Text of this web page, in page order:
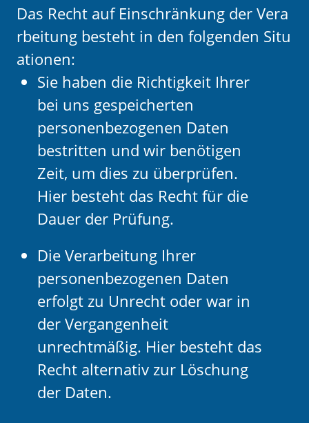
Das Recht auf Einschränkung der Vera
rbeitung besteht in den folgenden Situ
ationen:
Sie haben die Richtigkeit Ihrer
bei uns gespeicherten
personenbezogenen Daten
bestritten und wir benötigen
Zeit, um dies zu überprüfen.
Hier besteht das Recht für die
Dauer der Prüfung.
Die Verarbeitung Ihrer
personenbezogenen Daten
erfolgt zu Unrecht oder war in
der Vergangenheit
unrechtmäßig. Hier besteht das
Recht alternativ zur Löschung
der Daten.